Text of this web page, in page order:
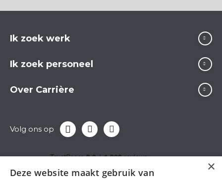
Ik zoek werk
Ik zoek personeel
Over Carrière
Volg ons op
×
Deze website maakt gebruik van